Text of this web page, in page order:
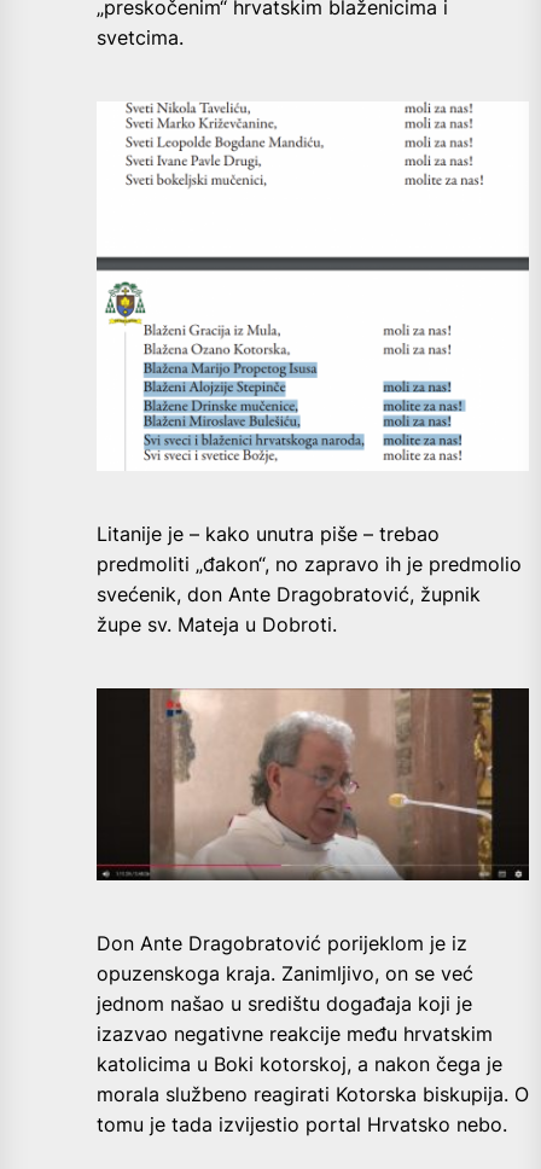
„preskočenim“ hrvatskim blaženicima i
svetcima.
Litanije je – kako unutra piše – trebao
predmoliti „đakon“, no zapravo ih je predmolio
svećenik, don Ante Dragobratović, župnik
župe sv. Mateja u Dobroti.
Don Ante Dragobratović porijeklom je iz
opuzenskoga kraja. Zanimljivo, on se već
jednom našao u središtu događaja koji je
izazvao negativne reakcije među hrvatskim
katolicima u Boki kotorskoj, a nakon čega je
morala službeno reagirati Kotorska biskupija. O
tomu je tada izvijestio portal Hrvatsko nebo.